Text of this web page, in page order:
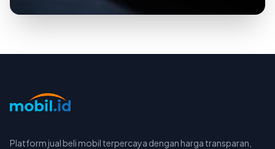
Platform jual beli mobil terpercaya dengan harga transparan,